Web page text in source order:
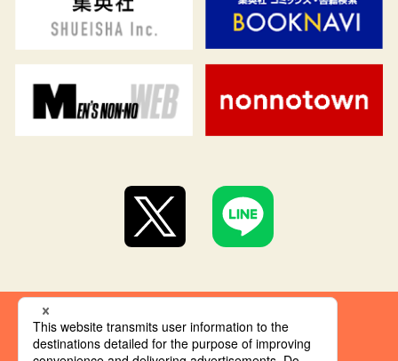
集英社 オレンジ文庫とは